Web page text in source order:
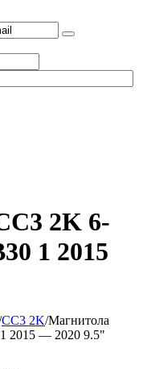
2K 6-
1 2015
CC3 2K/Магнитола
2015 — 2020 9.5"